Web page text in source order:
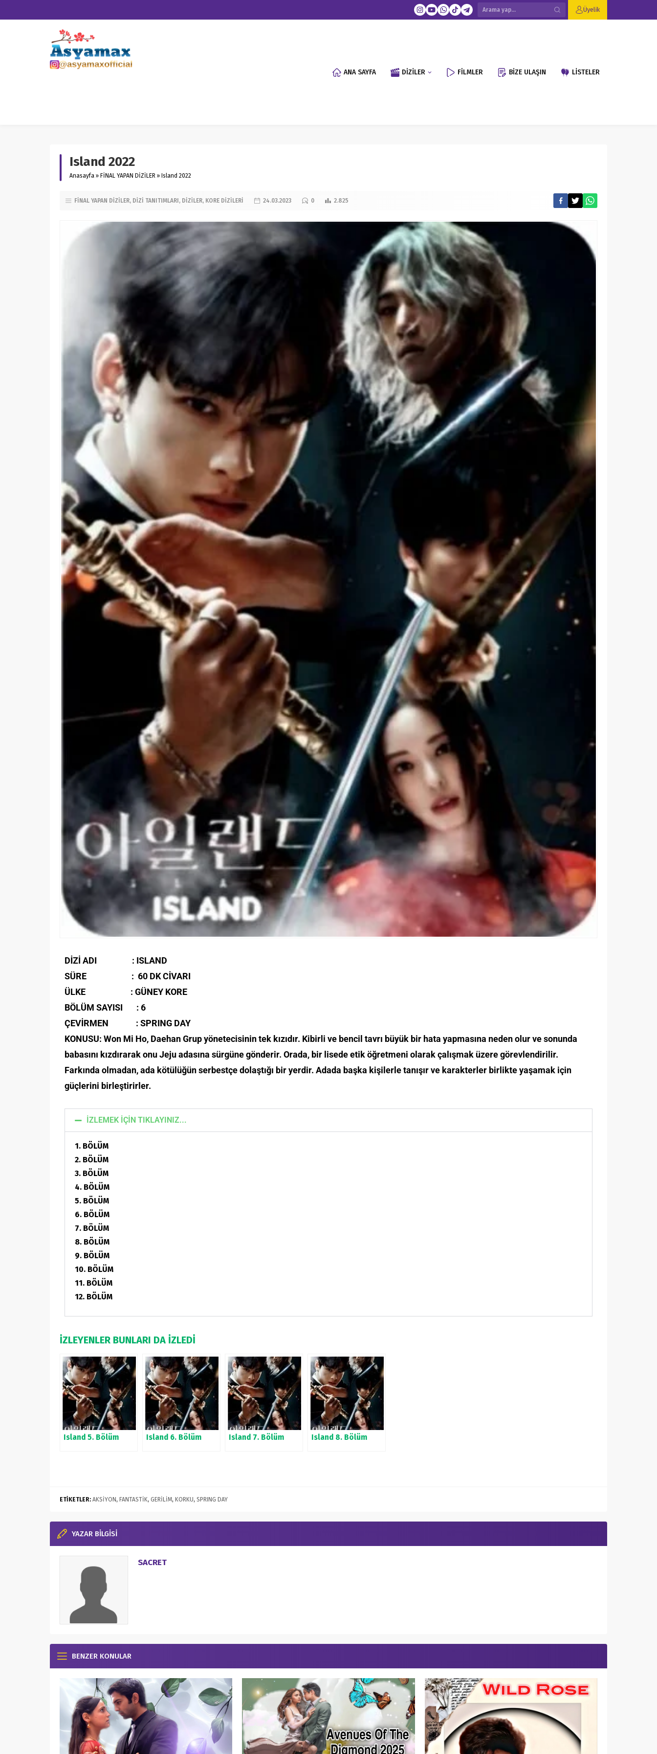
Üyelik
ANA SAYFA DİZİLER FİLMLER BİZE ULAŞIN LİSTELER
Island 2022
Anasayfa » FİNAL YAPAN DİZİLER » Island 2022
FİNAL YAPAN DİZİLER DİZİ TANITIMLARI DİZİLER KORE DİZİLERİ 24.03.2023 0 2.825
DİZİ ADI : ISLAND
SÜRE : 60 DK CİVARI
ÜLKE : GÜNEY KORE
BÖLÜM SAYISI : 6
ÇEVİRMEN : SPRING DAY
KONUSU: Won Mi Ho, Daehan Grup yönetecisinin tek kızıdır. Kibirli ve bencil tavrı büyük bir hata yapmasına neden olur ve sonunda
babasını kızdırarak onu Jeju adasına sürgüne gönderir. Orada, bir lisede etik öğretmeni olarak çalışmak üzere görevlendirilir.
Farkında olmadan, ada kötülüğün serbestçe dolaştığı bir yerdir. Adada başka kişilerle tanışır ve karakterler birlikte yaşamak için
güçlerini birleştirirler.
İZLEMEK İÇİN TIKLAYINIZ...
1. BÖLÜM
2. BÖLÜM
3. BÖLÜM
4. BÖLÜM
5. BÖLÜM
6. BÖLÜM
7. BÖLÜM
8. BÖLÜM
9. BÖLÜM
10. BÖLÜM
11. BÖLÜM
12. BÖLÜM
İZLEYENLER BUNLARI DA İZLEDİ
Island 5. Bölüm Island 6. Bölüm Island 7. Bölüm Island 8. Bölüm
ETİKETLER: AKSİYON , FANTASTİK, GERİLİM, KORKU, SPRING DAY
YAZAR BİLGİSİ
SACRET
BENZER KONULAR